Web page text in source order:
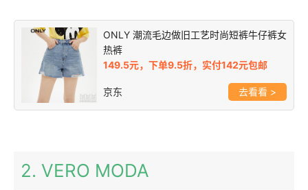
ONLY 潮流毛边做旧工艺时尚短裤牛仔裤女
热裤
149.5元，下单9.5折，实付142元包邮
京东 >
2. VERO MODA